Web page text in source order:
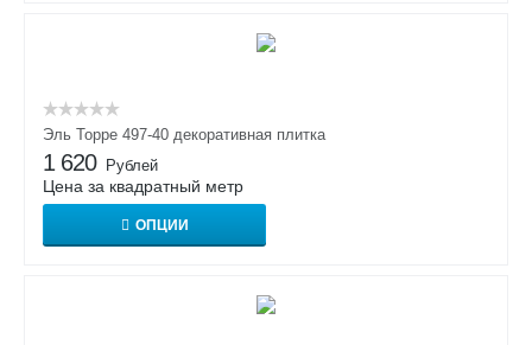
Эль Торре 497-40 декоративная плитка
1 620 Рублей
Цена за квадратный метр
ОПЦИИ